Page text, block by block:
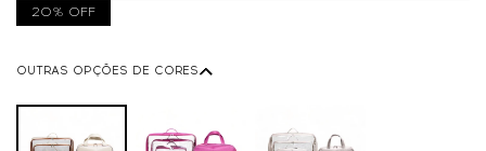
20% OFF
OUTRAS OPÇÕES DE CORES